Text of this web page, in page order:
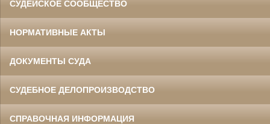
СУДЕЙСКОЕ СООБЩЕСТВО
НОРМАТИВНЫЕ АКТЫ
ДОКУМЕНТЫ СУДА
СУДЕБНОЕ ДЕЛОПРОИЗВОДСТВО
СПРАВОЧНАЯ ИНФОРМАЦИЯ